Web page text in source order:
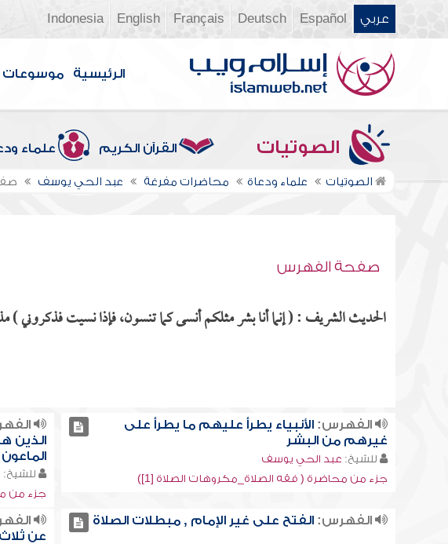
عربي Español
Deutsch
Français
English
Indonesia
الرئيسية موسوعات
الصوتيات القرآن الكريم علماء
الصوتيات علماء ودعاة محاضرات مفرغة عبد الحي يوسف
صفحة الفهرس
الحديث الشريف : ( إنما أنا بشر مثلكم أنسى كما تنسون، فإذا نسيت فذكروني )
الفهرس:الأنبياء يطرأ عليهم ما يطرأ على
غيرهم من البشر
للشيخ: عبد الحي يوسف
جزء من محاضرة ( فقه الصلاة_مكروهات الصلاة [1])
الذين
الماعون
للشيخ:
جزء من
الفهرس:الفتح على غير الإمام , مبطلات الصلاة
عن